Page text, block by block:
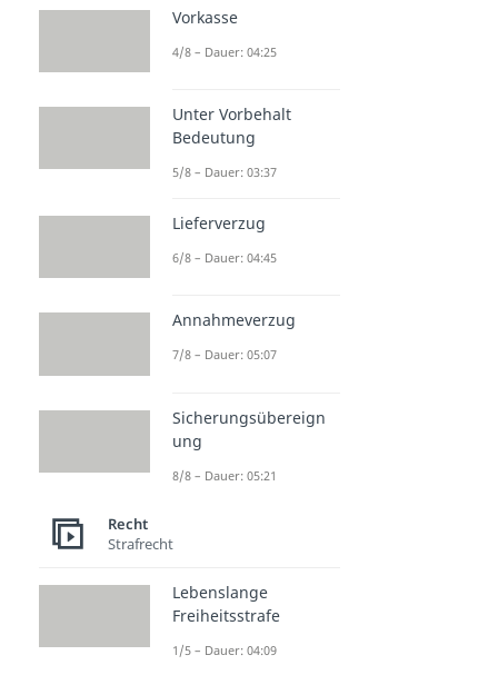
Vorkasse
4/8 – Dauer: 04:25
Unter Vorbehalt
Bedeutung
5/8 – Dauer: 03:37
Lieferverzug
6/8 – Dauer: 04:45
Annahmeverzug
7/8 – Dauer: 05:07
Sicherungsübereign
ung
8/8 – Dauer: 05:21
Recht
Strafrecht
Lebenslange
Freiheitsstrafe
1/5 – Dauer: 04:09